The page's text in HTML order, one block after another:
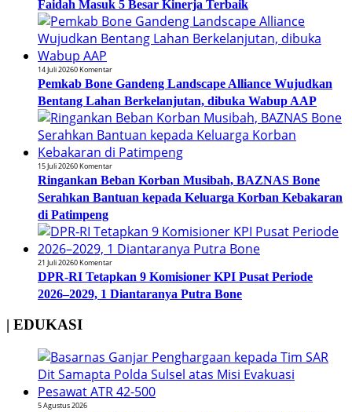
Faidah Masuk 5 Besar Kinerja Terbaik
14 Juli 20260 Komentar
Pemkab Bone Gandeng Landscape Alliance Wujudkan
Bentang Lahan Berkelanjutan, dibuka Wabup AAP
15 Juli 20260 Komentar
Ringankan Beban Korban Musibah, BAZNAS Bone
Serahkan Bantuan kepada Keluarga Korban Kebakaran
di Patimpeng
21 Juli 20260 Komentar
DPR-RI Tetapkan 9 Komisioner KPI Pusat Periode
2026–2029, 1 Diantaranya Putra Bone
| EDUKASI
5 Agustus 2026